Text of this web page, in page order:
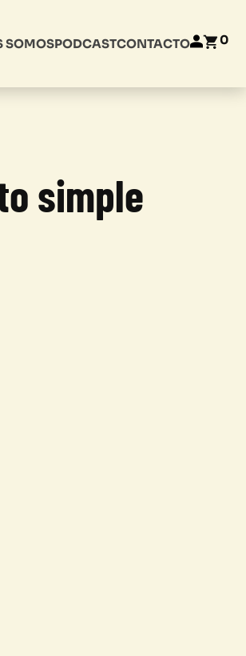
SOMOSPODCASTCONTACTO 0
simple